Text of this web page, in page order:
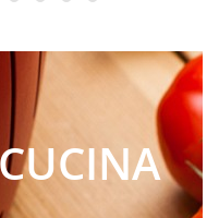
CUCINA